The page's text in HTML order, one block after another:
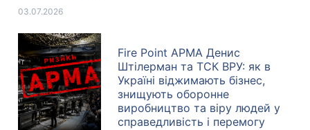
03.07.2026
Fire Point АРМА Денис
Штілерман та ТСК ВРУ: як в
Україні віджимають бізнес,
знищують оборонне
виробництво та віру людей у
справедливість і перемогу